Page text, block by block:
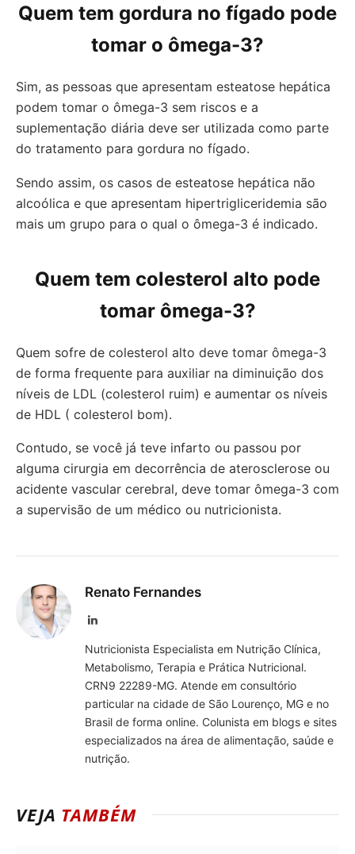
Quem tem gordura no fígado pode
tomar o ômega-3?
Sim, as pessoas que apresentam esteatose hepática
podem tomar o ômega-3 sem riscos e a
suplementação diária deve ser utilizada como parte
do tratamento para gordura no fígado.
Sendo assim, os casos de esteatose hepática não
alcoólica e que apresentam hipertrigliceridemia são
mais um grupo para o qual o ômega-3 é indicado.
Quem tem colesterol alto pode
tomar ômega-3?
Quem sofre de colesterol alto deve tomar ômega-3
de forma frequente para auxiliar na diminuição dos
níveis de LDL (colesterol ruim) e aumentar os níveis
de HDL ( colesterol bom).
Contudo, se você já teve infarto ou passou por
alguma cirurgia em decorrência de aterosclerose ou
acidente vascular cerebral, deve tomar ômega-3 com
a supervisão de um médico ou nutricionista.
Renato Fernandes
LinkedIn
Nutricionista Especialista em Nutrição Clínica,
Metabolismo, Terapia e Prática Nutricional.
CRN9 22289-MG. Atende em consultório
particular na cidade de São Lourenço, MG e no
Brasil de forma online. Colunista em blogs e sites
especializados na área de alimentação, saúde e
nutrição.
VEJA TAMBÉM